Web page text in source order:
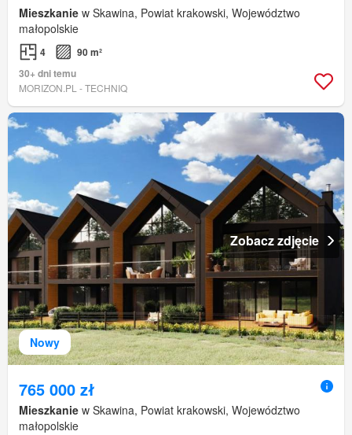
Mieszkanie w Skawina, Powiat krakowski, Województwo
małopolskie
4
90 m²
30+ dni temu
MORIZON.PL - TECHNIQ
Nowy
Zobacz zdjęcie
765 000 zł
Mieszkanie w Skawina, Powiat krakowski, Województwo
małopolskie